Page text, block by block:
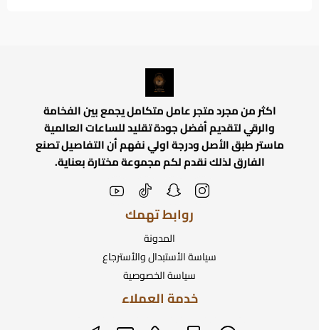
اكثر من مجرد متجر عامل متكامل يجمع بين الفخامة
والرقي لتقديم أفضل جودة تقليد للساعات العالمية
ماستر طبق الأصل ودرجة اولي نفهم أن التفاصيل تصنع
الفارق لذلك نقدم لكم مجموعة مختارة بعناية.
روابط تهمك
المدونة
سياسة الأستبدال والأسترجاع
سياسة الخصوصية
خدمة العملاء